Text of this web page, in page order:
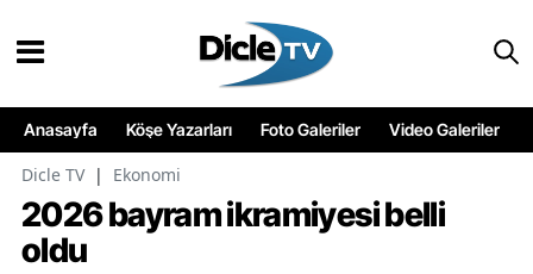
Anasayfa Köşe Yazarları Foto Galeriler Video Galeriler
Dicle TV | Ekonomi
2026 bayram ikramiyesi belli
oldu